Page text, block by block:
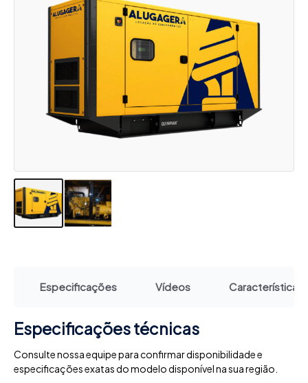
Especificações Vídeos Características
Especificações técnicas
Consulte nossa equipe para confirmar disponibilidade e
especificações exatas do modelo disponível na sua região.